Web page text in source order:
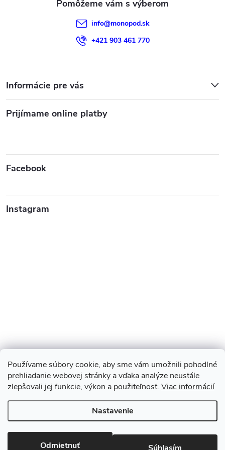
Používame súbory cookie, aby sme vám umožnili pohodlné
prehliadanie webovej stránky a vďaka analýze neustále
zlepšovali jej funkcie, výkon a použiteľnosť. Viac informácií
Nastavenie
Odmietnuť
info@monopod.sk
+421 903 461 770
Informácie pre vás
Prijímame online platby
Facebook
Instagram
Sledovať na Instagrame
Copyright 2026Monopod.sk. Všetky práva vyhradené.Upraviť
nastavenie cookies